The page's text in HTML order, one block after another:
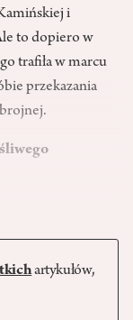
i
to dopiero w
trafiła w marcu
przekazania
artykułów,